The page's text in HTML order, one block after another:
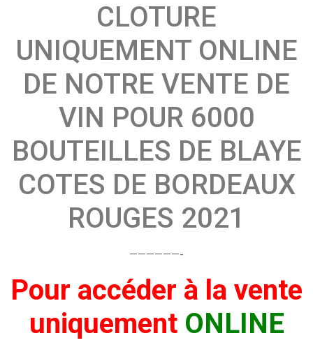
CLOTURE
UNIQUEMENT ONLINE
DE NOTRE VENTE DE
VIN POUR 6000
BOUTEILLES DE BLAYE
COTES DE BORDEAUX
ROUGES 2021
——————-
Pour accéder à la vente
uniquement ONLINE